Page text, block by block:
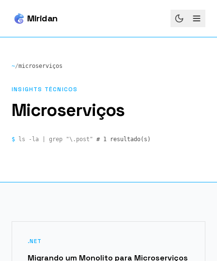
Miridan
~/microserviços
INSIGHTS TÉCNICOS
Microserviços
$ ls -la | grep "\.post" # 1 resultado(s)
.NET
Migrando um Monolito para Microserviços